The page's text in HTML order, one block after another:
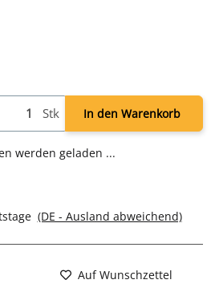
mm
mm (BxT)
Stk In den Warenkorb
werden geladen ...
(DE - Ausland abweichend)
Auf Wunschzettel